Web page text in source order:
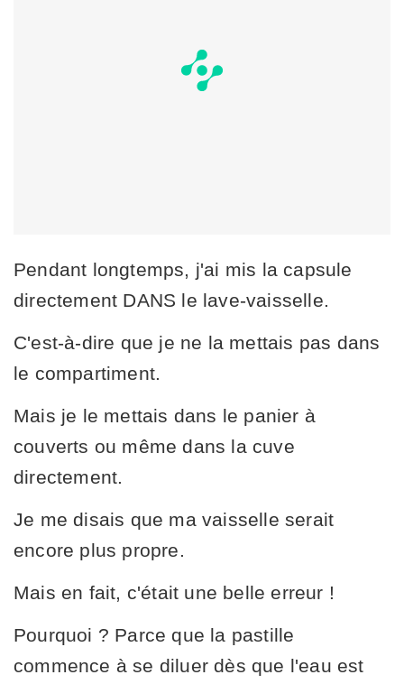
Pendant longtemps, j'ai mis la capsule
directement DANS le lave-vaisselle.
C'est-à-dire que je ne la mettais pas dans
le compartiment.
Mais je le mettais dans le panier à
couverts ou même dans la cuve
directement.
Je me disais que ma vaisselle serait
encore plus propre.
Mais en fait, c'était une belle erreur !
Pourquoi ? Parce que la pastille
commence à se diluer dès que l'eau est